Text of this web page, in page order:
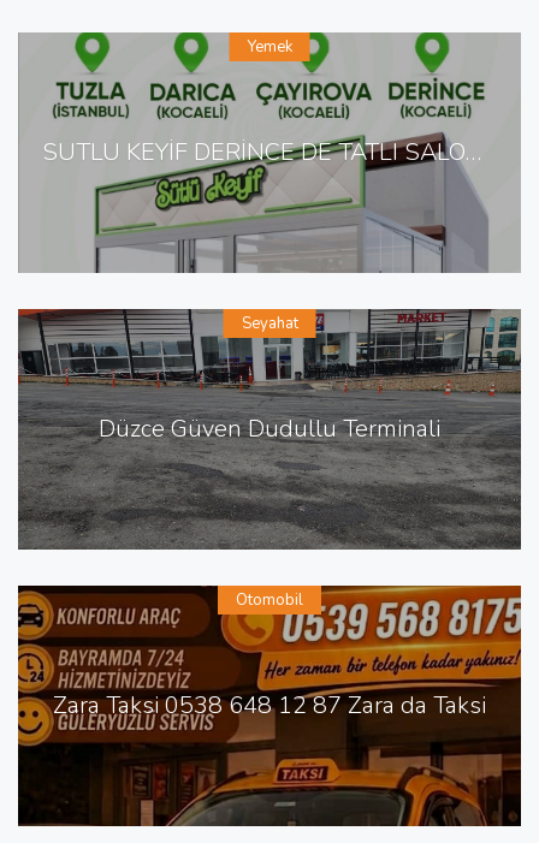
SÜTLÜ KEYİF DERİNCE DE TATLI SALONU
Yemek
Düzce Güven Dudullu Terminali
Seyahat
Zara Taksi 0538 648 12 87 Zara da Taksi
Otomobil